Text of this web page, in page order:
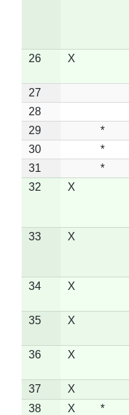
26 X
27
28
29
*
30
*
31
*
32
X
33 X
34 X
35 X
36 X
37 X
38
X *